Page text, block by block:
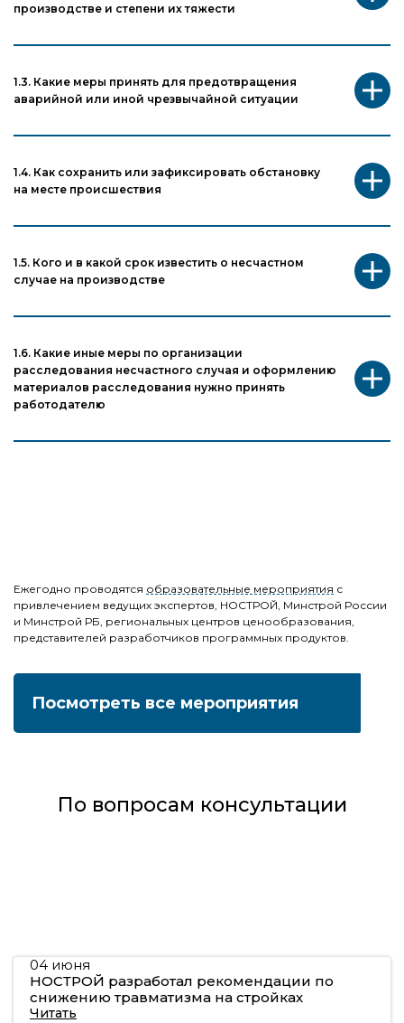
производстве и степени их тяжести
1.3. Какие меры принять для предотвращения
аварийной или иной чрезвычайной ситуации
1.4. Как сохранить или зафиксировать обстановку
на месте происшествия
1.5. Кого и в какой срок известить о несчастном
случае на производстве
1.6. Какие иные меры по организации
расследования несчастного случая и оформлению
материалов расследования нужно принять
работодателю
Ежегодно проводятся образовательные мероприятия с
привлечением ведущих экспертов, НОСТРОЙ, Минстрой России
и Минстрой РБ, региональных центров ценообразования,
представителей разработчиков программных продуктов.
Посмотреть все мероприятия
По вопросам консультации
04 июня
НОСТРОЙ разработал рекомендации по
снижению травматизма на стройках
Читать